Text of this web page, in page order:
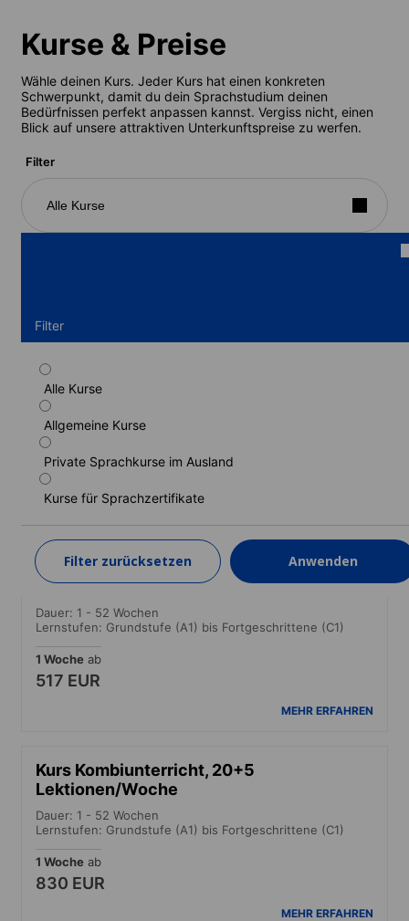
Kurse & Preise
Wähle deinen Kurs. Jeder Kurs hat einen konkreten
Schwerpunkt, damit du dein Sprachstudium deinen
Bedürfnissen perfekt anpassen kannst. Vergiss nicht, einen
Blick auf unsere attraktiven Unterkunftspreise zu werfen.
Filter
Alle Kurse
Filter
Alle Kurse
Allgemeine Kurse
Private Sprachkurse im Ausland
Kurse für Sprachzertifikate
Filter zurücksetzen Anwenden
Standardkurs
Dauer: 1 - 52 Wochen
Lernstufen: Grundstufe (A1) bis Fortgeschrittene (C1)
1 Woche
401 EUR
MEHR ERFAHREN
Intensivkurs
Dauer: 1 - 52 Wochen
Lernstufen: Grundstufe (A1) bis Fortgeschrittene (C1)
1 Woche ab
517 EUR
MEHR ERFAHREN
Kurs Kombiunterricht, 20+5
Lektionen/Woche
Dauer: 1 - 52 Wochen
Lernstufen: Grundstufe (A1) bis Fortgeschrittene (C1)
1 Woche ab
830 EUR
MEHR ERFAHREN